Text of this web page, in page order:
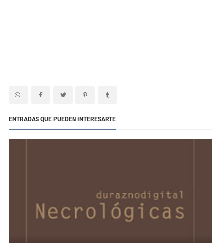
ENTRADAS QUE PUEDEN INTERESARTE